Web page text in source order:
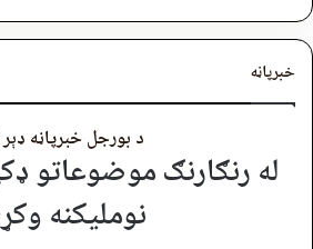
خبرپاڼه
د بورجل خبرپاڼه
له رنګارنګ موضوعاتو
نوملیکنه